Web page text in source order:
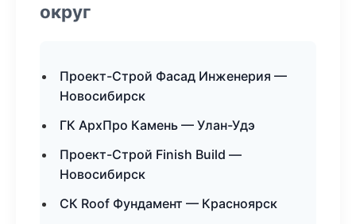
округ
Проект-Строй Фасад Инженерия —
Новосибирск
ГК АрхПро Камень — Улан-Удэ
Проект-Строй Finish Build —
Новосибирск
СК Roof Фундамент — Красноярск